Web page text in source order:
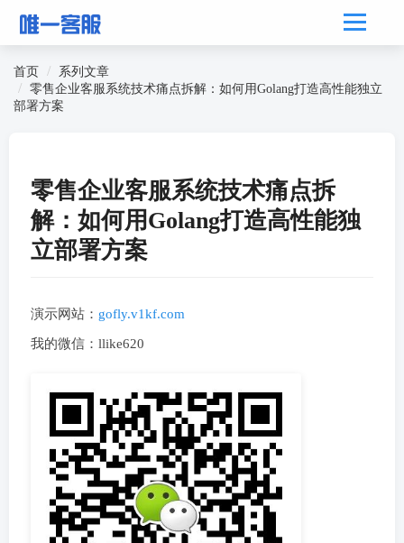
首页
系列文章
零售企业客服系统技术痛点拆解：如何用Golang打造高性能独立
部署方案
零售企业客服系统技术痛点拆
解：如何用Golang打造高性能独
立部署方案
演示网站： gofly.v1kf.com
我的微信：llike620